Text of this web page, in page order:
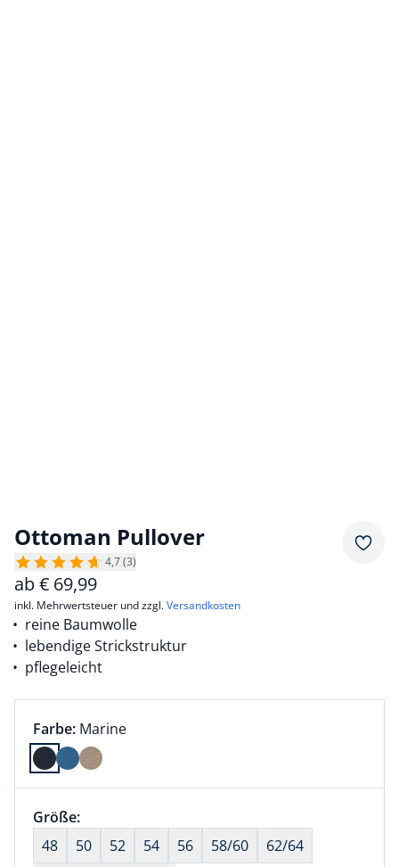
Ottoman Pullover
4,7 (3)
ab€ 69,99
inkl. Mehrwertsteuer und zzgl.Versandkosten
reine Baumwolle
lebendige Strickstruktur
pflegeleicht
Farbauswahl:
Farbe: aktuell ausgewählt:
Marine
Farbe Marine ausgewählt
Größenauswahl:
Größe:nichts ausgewählt
48
50 52 54 56 58/60
62/64